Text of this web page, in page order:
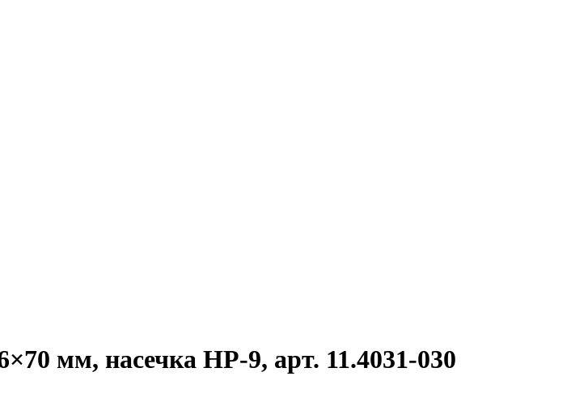
мм, насечка HP-9, арт. 11.4031-030